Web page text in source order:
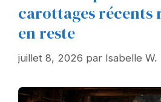
carottages récents
en reste
juillet 8, 2026 par Isabelle W.